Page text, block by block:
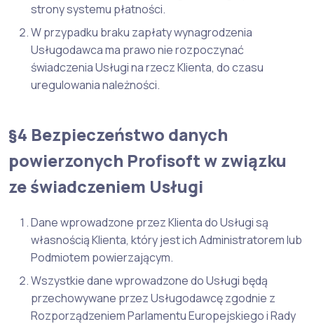
strony systemu płatności.
W przypadku braku zapłaty wynagrodzenia
Usługodawca ma prawo nie rozpoczynać
świadczenia Usługi na rzecz Klienta, do czasu
uregulowania należności.
§4 Bezpieczeństwo danych
powierzonych Profisoft w związku
ze świadczeniem Usługi
Dane wprowadzone przez Klienta do Usługi są
własnością Klienta, który jest ich Administratorem lub
Podmiotem powierzającym.
Wszystkie dane wprowadzone do Usługi będą
przechowywane przez Usługodawcę zgodnie z
Rozporządzeniem Parlamentu Europejskiego i Rady